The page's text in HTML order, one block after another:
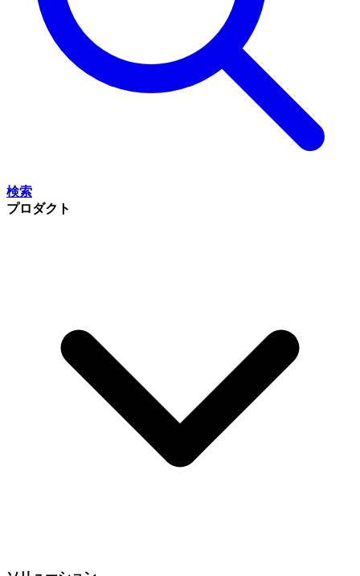
検索
プロダクト